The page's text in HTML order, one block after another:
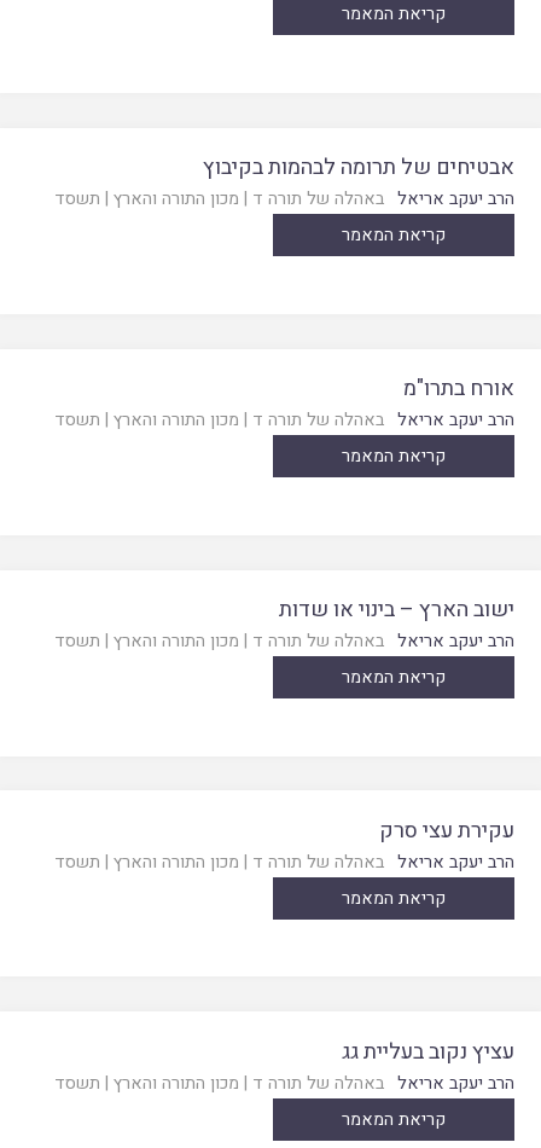
קריאת המאמר
אבטיחים של תרומה לבהמות בקיבוץ
הרב יעקב אריאל באהלה של תורה ד | מכון התורה והארץ | תשסד
קריאת המאמר
אורח בתרו"מ
הרב יעקב אריאל באהלה של תורה ד | מכון התורה והארץ | תשסד
קריאת המאמר
ישוב הארץ – בינוי או שדות
הרב יעקב אריאל באהלה של תורה ד | מכון התורה והארץ | תשסד
קריאת המאמר
עקירת עצי סרק
הרב יעקב אריאל באהלה של תורה ד | מכון התורה והארץ | תשסד
קריאת המאמר
עציץ נקוב בעליית גג
הרב יעקב אריאל באהלה של תורה ד | מכון התורה והארץ | תשסד
קריאת המאמר